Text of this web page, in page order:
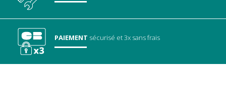
PAIEMENT sécurisé et 3x sans frais